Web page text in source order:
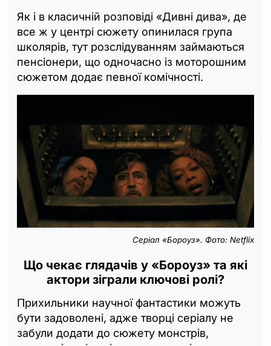
Як і в класичній розповіді «Дивні дива», де
все ж у центрі сюжету опинилася група
школярів, тут розслідуванням займаються
пенсіонери, що одночасно із моторошним
сюжетом додає певної комічності.
Серіал «Бороуз». Фото: Netflix
Що чекає глядачів у «Бороуз» та які
актори зіграли ключові ролі?
Прихильники научної фантастики можуть
бути задоволені, адже творці серіалу не
забули додати до сюжету монстрів,